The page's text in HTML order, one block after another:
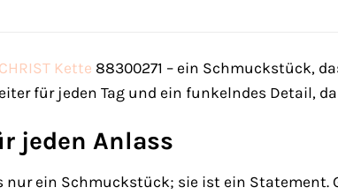
CHRIST Kette 88300271 – ein Schmuckstück,
für jeden Tag und ein funkelndes Detail,
jeden Anlass
nur ein Schmuckstück; sie ist ein